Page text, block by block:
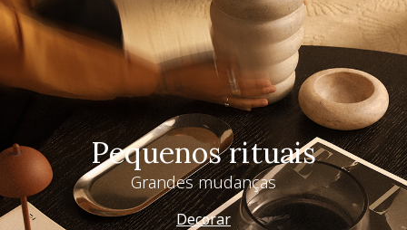
Pequenos rituais
Grandes mudanças
Decorar